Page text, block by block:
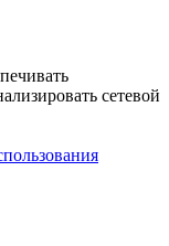
сетевой